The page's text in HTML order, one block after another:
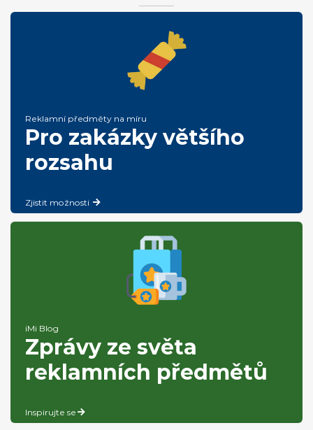
Reklamní předměty na míru
Pro zakázky většího
rozsahu
Zjistit možnosti
iMi Blog
Zprávy ze světa
reklamních předmětů
Inspirujte se